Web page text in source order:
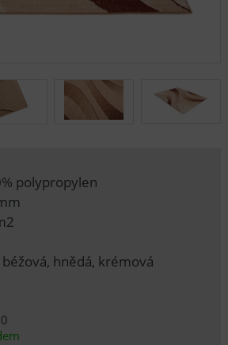
polypropylen
hnědá, krémová